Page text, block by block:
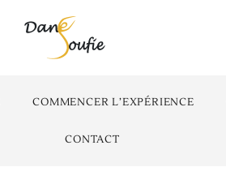
COMMENCER L’EXPÉRIENCE
CONTACT